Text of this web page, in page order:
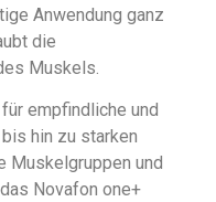
Anwendung ganz
die
Muskels.
empfindliche und
hin zu starken
Muskelgruppen und
Novafon one+